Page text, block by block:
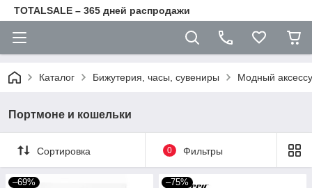
TOTALSALE – 365 дней распродажи
Каталог Бижутерия, часы, сувениры Модный
Портмоне и кошельки
Сортировка 0 Фильтры
–69% –75%